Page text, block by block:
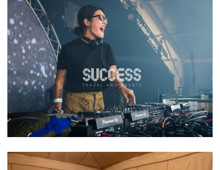
SOIRÉE MUSICALE DJ AU DÉSERT
D’AGAFAY
Le désert d'Agafay